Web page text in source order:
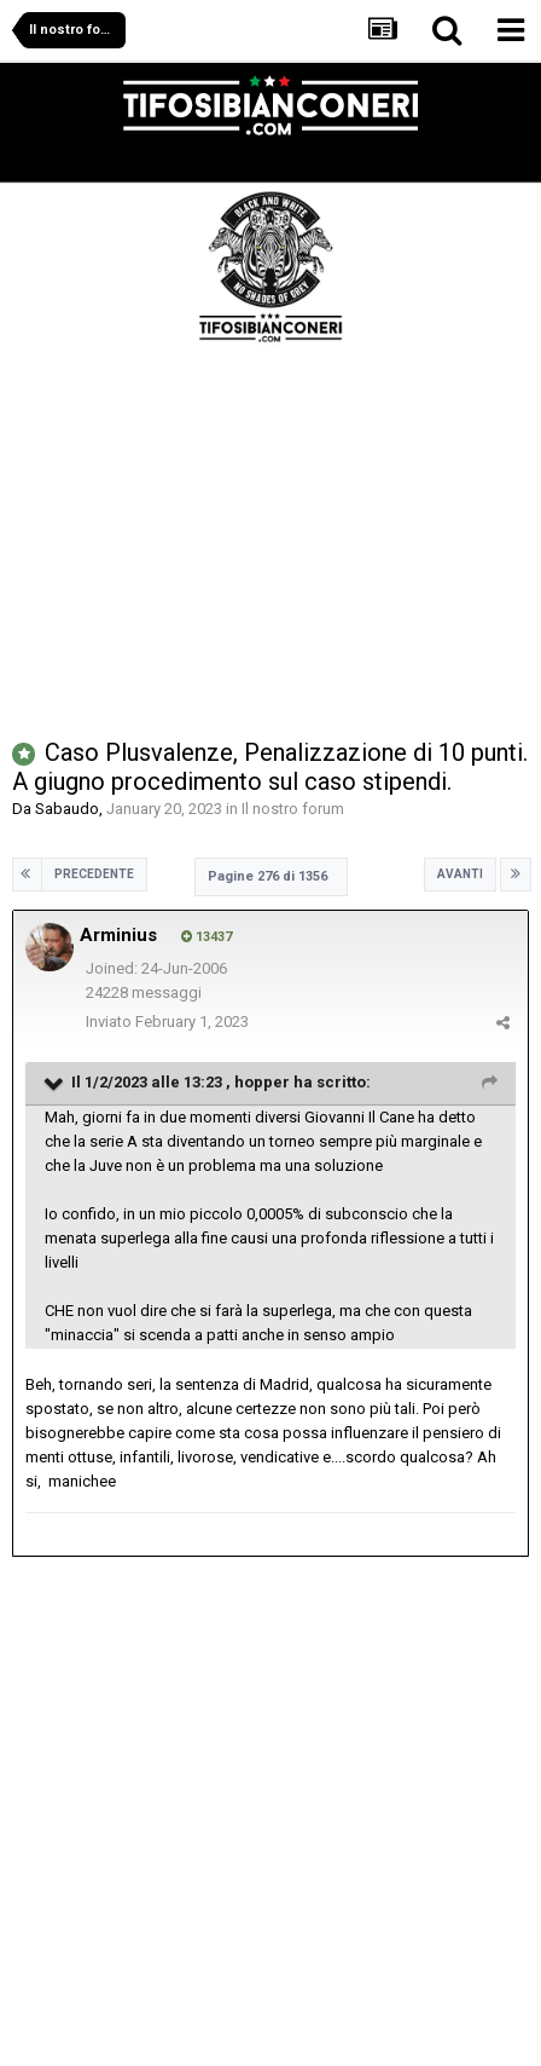
Il nostro forum
Caso Plusvalenze, Penalizzazione di 10 punti.
A giugno procedimento sul caso stipendi.
Da Sabaudo, January 20, 2023 in Il nostro forum
PRECEDENTE AVANTI
Pagine 276 di 1356
Arminius 13437
Joined: 24-Jun-2006
24228 messaggi
Inviato February 1, 2023
Il 1/2/2023 alle 13:23 , hopper ha scritto:
Mah, giorni fa in due momenti diversi Giovanni Il Cane ha detto
che la serie A sta diventando un torneo sempre più marginale e
che la Juve non è un problema ma una soluzione
Io confido, in un mio piccolo 0,0005% di subconscio che la
menata superlega alla fine causi una profonda riflessione a tutti i
livelli
CHE non vuol dire che si farà la superlega, ma che con questa
"minaccia" si scenda a patti anche in senso ampio
Beh, tornando seri, la sentenza di Madrid, qualcosa ha sicuramente
spostato, se non altro, alcune certezze non sono più tali. Poi però
bisognerebbe capire come sta cosa possa influenzare il pensiero di
menti ottuse, infantili, livorose, vendicative e....scordo qualcosa? Ah
si, manichee